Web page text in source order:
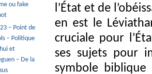
l’État et de
en est le
cruciale pour
ses sujets pour
symbole
ou fake
– Point de
– Politique
et
– De la